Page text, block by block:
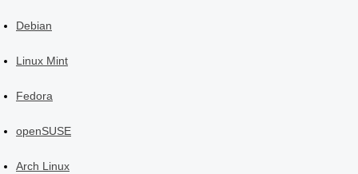
Debian
Linux Mint
Fedora
openSUSE
Arch Linux